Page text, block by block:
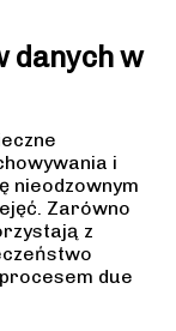
danych w
i
nieodzownym
Zarówno
z
due